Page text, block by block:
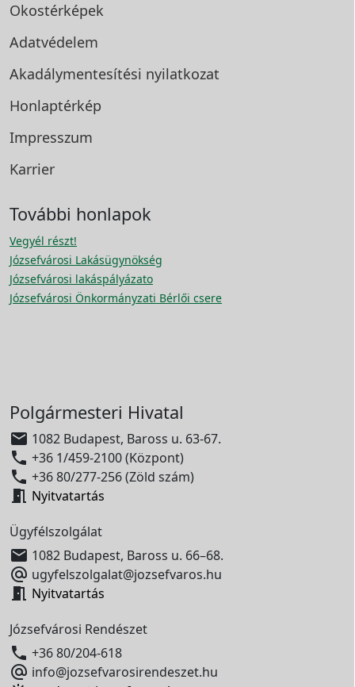
Okostérképek
Adatvédelem
Akadálymentesítési nyilatkozat
Honlaptérkép
Impresszum
Karrier
További honlapok
Vegyél részt!
Józsefvárosi Lakásügynökség
Józsefvárosi lakáspályázato
Józsefvárosi Önkormányzati Bérlői csere
Polgármesteri Hivatal
 1082 Budapest, Baross u. 63-67.
 +36 1/459-2100 (Központ)
 +36 80/277-256 (Zöld szám)
 Nyitvatartás
Ügyfélszolgálat
 1082 Budapest, Baross u. 66–68.
 ugyfelszolgalat@jozsefvaros.hu
 Nyitvatartás
Józsefvárosi Rendészet
 +36 80/204-618
 info@jozsefvarosirendeszet.hu